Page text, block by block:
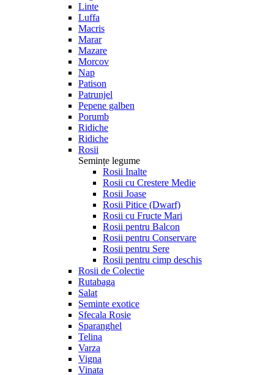
Linte
Luffa
Macris
Marar
Mazare
Morcov
Nap
Patison
Patrunjel
Pepene galben
Porumb
Ridiche
Ridiche
Rosii
Semințe legume
Rosii Inalte
Rosii cu Crestere Medie
Rosii Joase
Rosii Pitice (Dwarf)
Rosii cu Fructe Mari
Rosii pentru Balcon
Rosii pentru Conservare
Rosii pentru Sere
Rosii pentru cimp deschis
Rosii de Colectie
Rutabaga
Salat
Seminte exotice
Sfecala Rosie
Sparanghel
Telina
Varza
Vigna
Vinata